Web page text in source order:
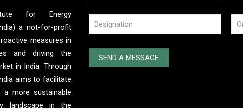
for Energy
a not-for-profit
measures in
and driving the
in India. Through
aims to facilitate
more sustainable
landscape in the